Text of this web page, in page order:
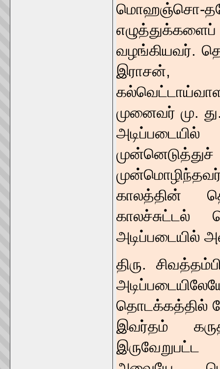
மொஹஞ்சொ-
வழங்கியவர்.
இராசன்,
முனைவர் மு.
காலத்தின்
காலச்சுட்டல்
அடிப்படையில்
திரு.
தொடக்கத்தில்
இவர்தம்